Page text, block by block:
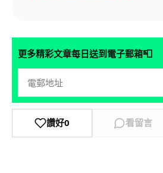
更多精彩文章每日送到電子郵箱📮
讚好0 看留言